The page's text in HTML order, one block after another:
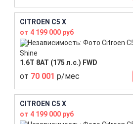
CITROEN C5 X
от 4 199 000 руб
Shine
1.6T 8AT (175 л.с.) FWD
от 70 001 р/мес
CITROEN C5 X
от 4 199 000 руб